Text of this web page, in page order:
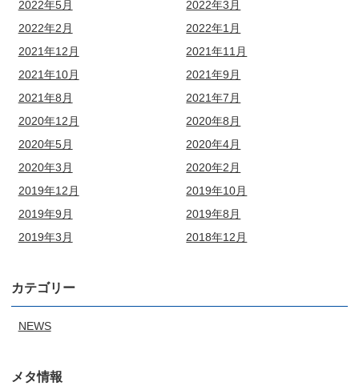
2022年5月
2022年3月
2022年2月
2022年1月
2021年12月
2021年11月
2021年10月
2021年9月
2021年8月
2021年7月
2020年12月
2020年8月
2020年5月
2020年4月
2020年3月
2020年2月
2019年12月
2019年10月
2019年9月
2019年8月
2019年3月
2018年12月
カテゴリー
NEWS
メタ情報